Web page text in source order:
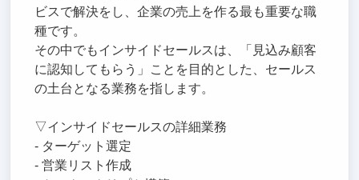
ビスで解決をし、企業の売上を作る最も重要な職
種です。
その中でもインサイドセールスは、「見込み顧客
に認知してもらう」ことを目的とした、セールス
の土台となる業務を指します。
▽インサイドセールスの詳細業務
- ターゲット選定
- 営業リスト作成